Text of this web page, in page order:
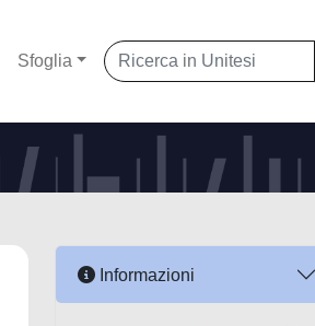
Sfoglia
Informazioni